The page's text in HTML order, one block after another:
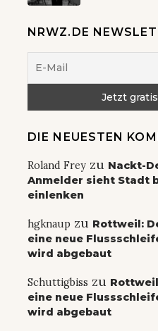
NRWZ.DE
DIE NEUESTEN
Roland Frey zu Nackt-
Anmelder sieht Stadt
einlenken
hgknaup zu Rottweil:
eine neue
wird abgebaut
Schuttigbiss zu
eine neue
wird abgebaut